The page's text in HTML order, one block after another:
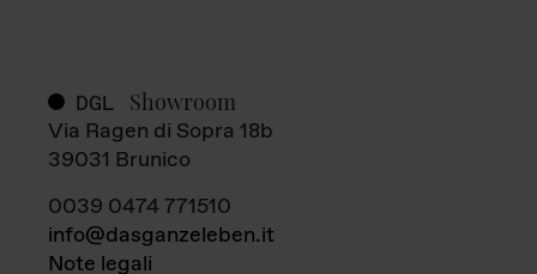
DGL Showroom
Via Ragen di Sopra 18b
39031 Brunico
0039 0474 771510
info@dasganzeleben.it
Note legali